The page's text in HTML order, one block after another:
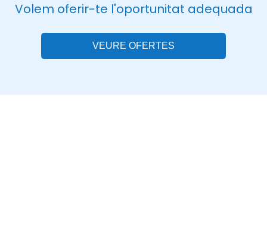
Volem oferir-te l'oportunitat adequada
VEURE OFERTES